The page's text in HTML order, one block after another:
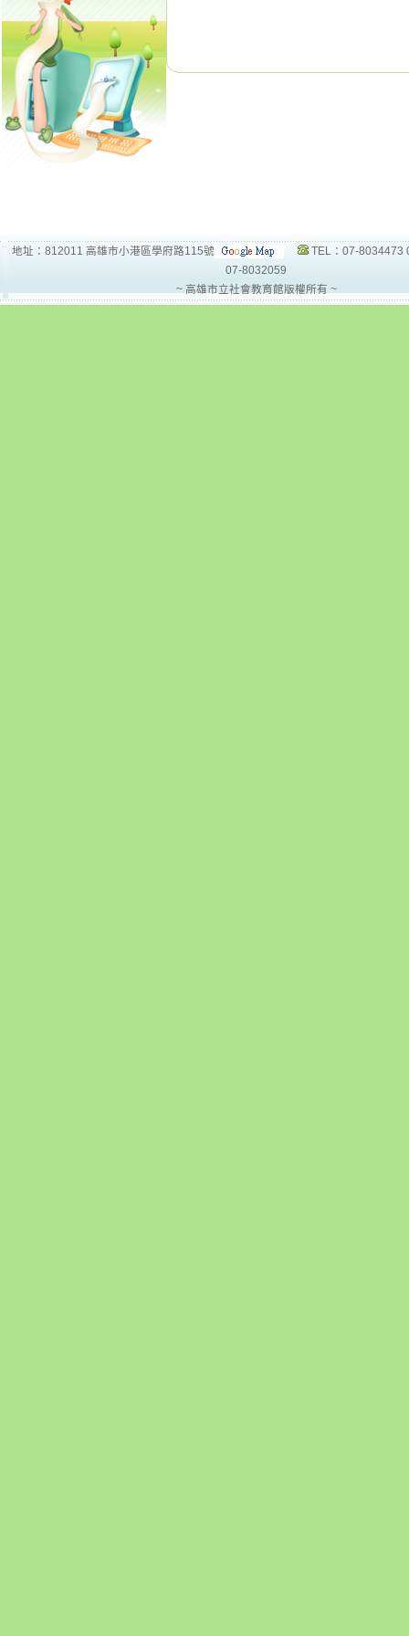
地址：812011 高雄市小港區學府路115號
TEL：07-8034473
07-8032059
~ 高雄市立社會教育館版權所有 ~